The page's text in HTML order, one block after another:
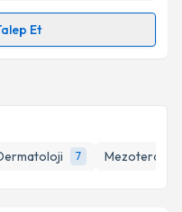
7 Mezoterapi
ediyorum.
Et
ile bilgilendireceğiz.